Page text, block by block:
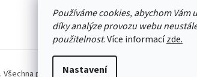
Používáme cookies, abychom
díky analýze provozu webu
použitelnost. Více informacízde.
Nastavení
. Všechna práva vyhrazena.